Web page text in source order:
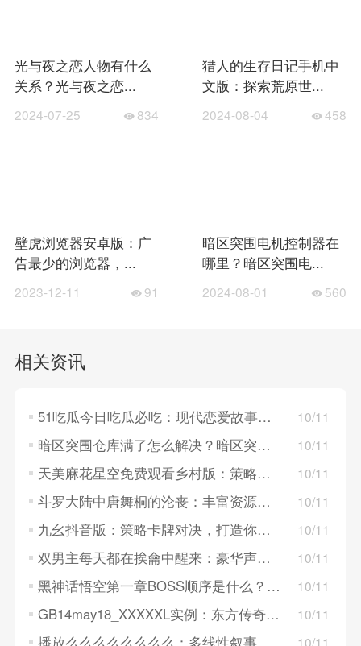
光与夜之恋人物有什么
关系？光与夜之恋...
2024-07-25 834
猎人的生存日记手机中
文版：探索荒原世...
2024-08-04 458
壁虎浏览器安卓版：广
告最少的浏览器，...
2023-12-11 91
暗区突围电机控制器在
哪里？暗区突围电...
2024-08-01 560
相关资讯
51吃瓜今日吃瓜必吃：现代恋爱故事，探索年轻人的情感世界！ 10/11
暗区突围仓库满了怎么解决？暗区突围仓库满了的解决方法 10/11
天美麻花星空免费观看乡村版：策略卡牌对决，构建梦幻英雄组队！ 10/11
斗罗大陆中唐舞桐的沦丧：丰富资源系统，策略养成英雄角色！ 10/11
九幺抖音版：策略卡牌对决，打造你的战斗队伍！ 10/11
双男主每天都在挨龠中醒来：豪华声优阵容，重温经典角色！ 10/11
黑神话悟空第一章BOSS顺序是什么？黑神话悟空第一章BOSS顺序介绍 10/11
GB14may18_XXXXXL实例：东方传奇世界，探索仙幻领域的奥秘！ 10/11
10/11